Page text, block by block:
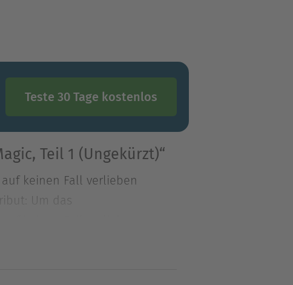
Teste 30 Tage kostenlos
Teil 1 (Ungekürzt)“
keinen Fall verlieben
Um das
Um das Bündnis mit dem